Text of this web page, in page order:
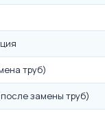
труб)
замены труб)